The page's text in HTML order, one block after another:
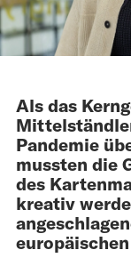
Als das
Pandemie
mussten die
des
kreativ